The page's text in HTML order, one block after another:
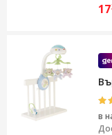
17
в